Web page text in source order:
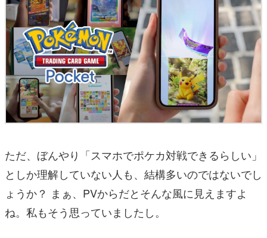
ただ、ぼんやり「スマホでポケカ対戦できるらしい」
としか理解していない人も、結構多いのではないでし
ょうか？ まぁ、PVからだとそんな風に見えますよ
ね。私もそう思っていましたし。